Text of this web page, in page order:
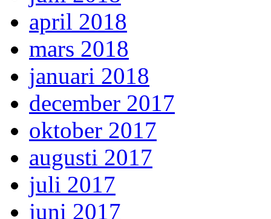
april 2018
mars 2018
januari 2018
december 2017
oktober 2017
augusti 2017
juli 2017
juni 2017